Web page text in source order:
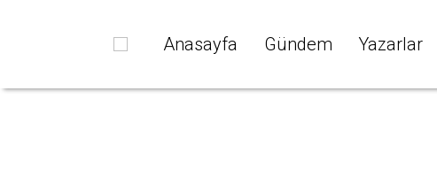
Anasayfa Gündem Yazarlar